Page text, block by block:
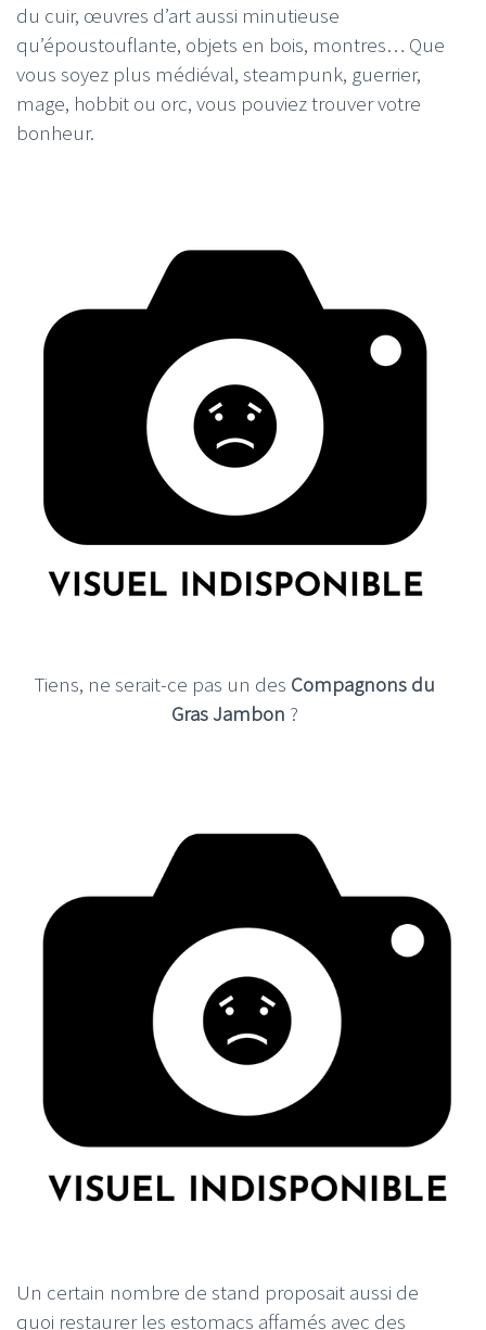
du cuir, œuvres d’art aussi minutieuse
qu’époustouflante, objets en bois, montres… Que
vous soyez plus médiéval, steampunk, guerrier,
mage, hobbit ou orc, vous pouviez trouver votre
bonheur.
Tiens, ne serait-ce pas un des Compagnons du
Gras Jambon ?
Un certain nombre de stand proposait aussi de
quoi restaurer les estomacs affamés avec des